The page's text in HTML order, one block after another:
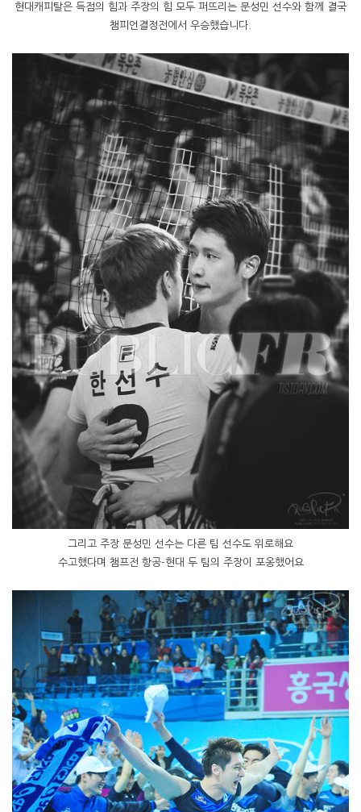
현대캐피탈은 득점의 힘과 주장의 힘 모두 퍼뜨리는 문성민 선수와 함께 결국
챔피언결정전에서 우승했습니다.
그리고 주장 문성민 선수는 다른 팀 선수도 위로해요
수고했다며 챔프전 항공-현대 두 팀의 주장이 포옹했어요